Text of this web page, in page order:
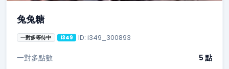
兔兔糖
一對多等待中 i349 ID: i349_300893
一對多點數
5 點